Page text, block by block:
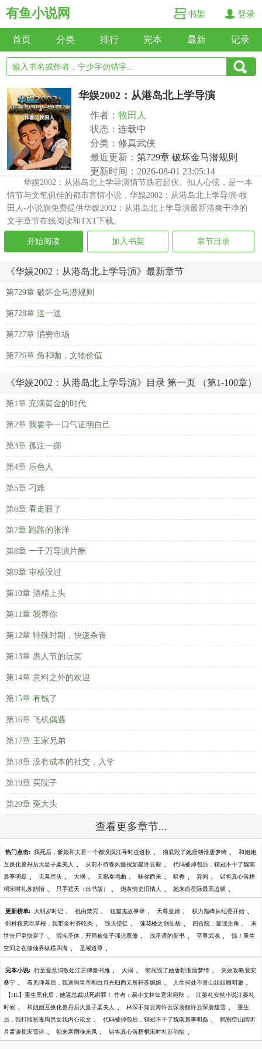
有鱼小说网 书架 登录
首页 分类 排行 完本 最新 记录
华娱2002：从港岛北上学导演
作者： 牧田人
状态：连载中
分类：修真武侠
最近更新： 第729章 破坏金马潜规则
更新时间：2026-08-01 23:05:14
华娱2002：从港岛北上学导演情节跌宕起伏、扣人心弦，是一本
情节与文笔俱佳的都市言情小说，华娱2002：从港岛北上学导演-牧
田人-小说旗免费提供华娱2002：从港岛北上学导演最新清爽干净的
文字章节在线阅读和TXT下载。
开始阅读 加入书架 章节目录
《华娱2002：从港岛北上学导演》最新章节
第729章 破坏金马潜规则
第728章 送一送
第727章 消费市场
第726章 角和咖，文物价值
《华娱2002：从港岛北上学导演》目录 第一页 （第1-100章）
第1章 充满黄金的时代
第2章 我要争一口气证明自己
第3章 孤注一掷
第4章 乐色人
第5章 刁难
第6章 看走眼了
第7章 跑路的张洋
第8章 一千万导演片酬
第9章 审核没过
第10章 酒精上头
第11章 我养你
第12章 特殊时期，快速杀青
第13章 愚人节的玩笑
第14章 意料之外的欢迎
第15章 有钱了
第16章 飞机偶遇
第17章 王家兄弟
第18章 没有成本的社交，入学
第19章 买院子
第20章 冤大头
查看更多章节...
热门点击: 我死后，爹娘和夫君一个都没疯江寻时连道秋 、 彻底毁了她唐朝淮唐梦绮 、 和姐姐
互换化兽丹后大皇子柔美人 、 从前不待春风慢祝如星许云毅 、 代码被掉包后，销冠不干了魏南
晨季明磊 、 天幕尽头 、 大祸 、 天鹅奏鸣曲 、 味你而来 、 暗香 、 异间 、 错将真心落梧
桐宋时礼苏韵怡 、 只手遮天（出书版） 、 炮灰情史旧情人 、 她来自星际最高监狱 、
更新榜单: 大明岁时记 、 祝由禁咒 、 短篇鬼故事录 、 天尊皇婿 、 权力巅峰从纪委开始 、
邻村粮荒吃草根，我带全村齐吃肉 、 毁灭使徒 、 莲花楼之剑仙劫 、 四合院：最强主角 、 末
世丧尸皇快穿了 、 混沌圣体，开局被仙子强迫双修 、 浅星语的新书 、 至尊武魂 、 惊！重生
空间之在修仙界纵横四海 、 圣域道尊 、
完本小说: 行至爱意消散处江言傅秦书雅 、 大祸 、 彻底毁了她唐朝淮唐梦绮 、 失效攻略裴安
桑宁 、 看见弹幕后，我送狗皇帝和白月光归西元辰轩苏婉婉 、 人生何处不青山姐姐顾明澈 、
【HL】重生黑化后，她逼总裁以死谢罪！ 作者：易小文林知意宋宛秋 、 江晏礼安然小说江晏礼
时候 、 和姐姐互换化兽丹后大皇子柔美人 、 林深不知云海许云琛裴馥许云琛裴馥雪 、 重生
后，我打脸恶毒狗男女我内心论文 、 代码被掉包后，销冠不干了魏南晨季明磊 、 鹤别空山踏明
月孟谦荀宋雪诗 、 朝来寒雨晚来风 、 错将真心落梧桐宋时礼苏韵怡 、